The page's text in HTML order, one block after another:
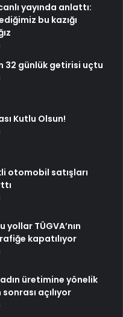
yayında anlattı:
bu kazığı
32 günlük getirisi uçtu
Kutlu Olsun!
otomobil satışları
yollar TÜGVA’nın
kapatılıyor
üretimine yönelik
açılıyor